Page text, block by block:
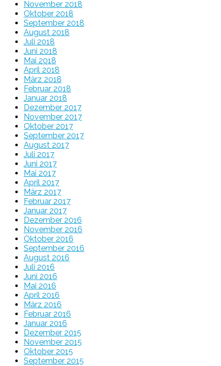
November 2018
Oktober 2018
September 2018
August 2018
Juli 2018
Juni 2018
Mai 2018
April 2018
März 2018
Februar 2018
Januar 2018
Dezember 2017
November 2017
Oktober 2017
September 2017
August 2017
Juli 2017
Juni 2017
Mai 2017
April 2017
März 2017
Februar 2017
Januar 2017
Dezember 2016
November 2016
Oktober 2016
September 2016
August 2016
Juli 2016
Juni 2016
Mai 2016
April 2016
März 2016
Februar 2016
Januar 2016
Dezember 2015
November 2015
Oktober 2015
September 2015